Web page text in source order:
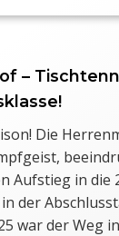
–
Die
Aufstieg in die
der
war der Weg